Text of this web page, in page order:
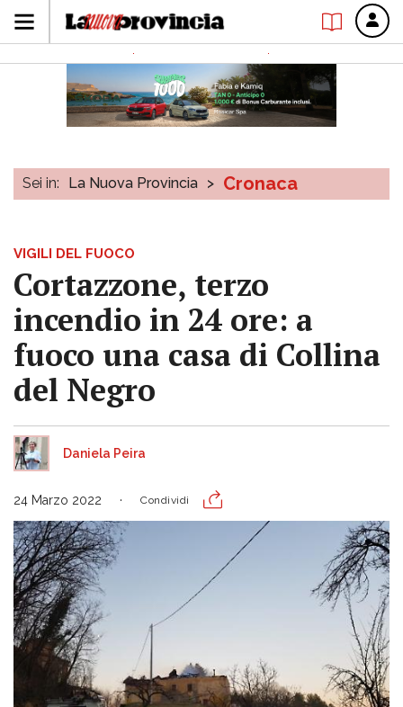
Sei in: La Nuova Provincia > Cronaca
VIGILI DEL FUOCO
Cortazzone, terzo
incendio in 24 ore: a
fuoco una casa di Collina
del Negro
Daniela Peira
24 Marzo 2022 Condividi